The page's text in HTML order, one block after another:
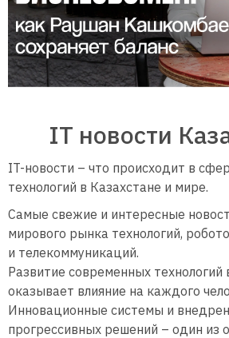
IT новости
IT-новости – что происходит в
технологий в Казахстане и мире.
Самые свежие и интересные
мирового рынка технологий,
и телекоммуникаций.
Развитие современных технологий
оказывает влияние на каждого
Инновационные системы и
прогрессивных решений – один из